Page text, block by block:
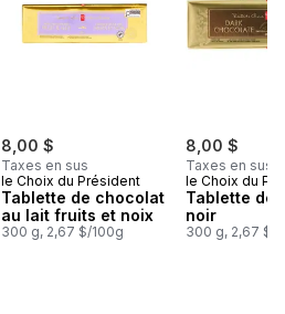
8,00 $
Taxes en sus
le Choix du Président
Tablette de chocolat
au lait fruits et noix
300 g, 2,67 $/100g
8,00 $
Taxes en sus
le Choix du
Tablette de
noir
300 g, 2,67 $/